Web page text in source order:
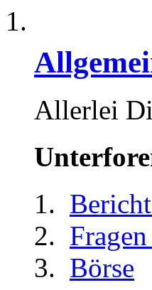
Allerlei
Börse